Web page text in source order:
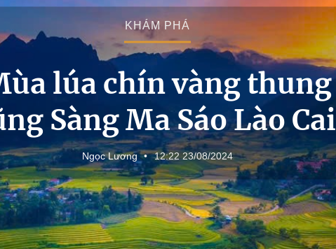
KHÁM PHÁ
lúa chín vàng thung
Sàng Ma Sáo Lào Cai
Ngọc Lương 12:22 23/08/2024